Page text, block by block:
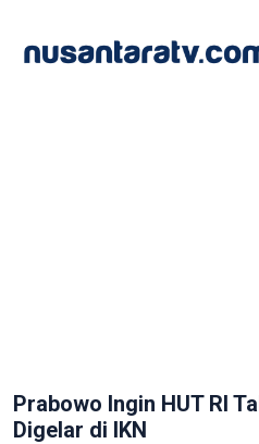
Prabowo Ingin HUT RI
Digelar di IKN